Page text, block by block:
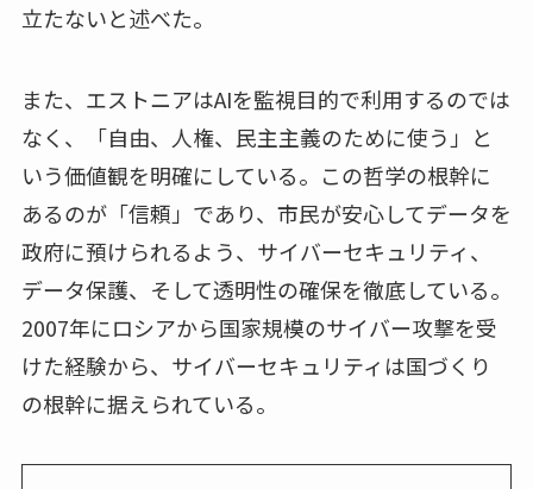
立たないと述べた。
また、エストニアはAIを監視目的で利用するのでは
なく、「自由、人権、民主主義のために使う」と
いう価値観を明確にしている。この哲学の根幹に
あるのが「信頼」であり、市民が安心してデータを
政府に預けられるよう、サイバーセキュリティ、
データ保護、そして透明性の確保を徹底している。
2007年にロシアから国家規模のサイバー攻撃を受
けた経験から、サイバーセキュリティは国づくり
の根幹に据えられている。